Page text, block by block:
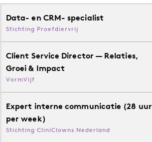
Data- en CRM- specialist
Stichting Proefdiervrij
Client Service Director — Relaties,
Groei & Impact
VormVijf
Expert interne communicatie (28 uur
per week)
Stichting CliniClowns Nederland